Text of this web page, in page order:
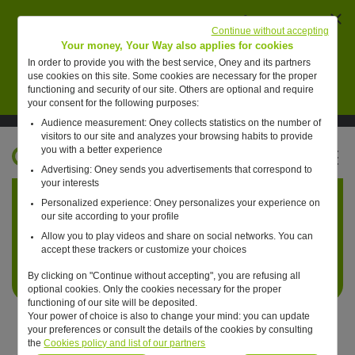
pour des collaborateurs de Oney pour vendre de
faux placements financiers.
En savoir plus
Suivre Oney sur LinkedIn
Suivre Oney sur YouTubeVoir les articles #oneday
Retour à l'accueil ?
Your money, Your Way also applies for cookies
In order to provide you with the best service, Oney and its partners
use cookies on this site. Some cookies are necessary for the proper
functioning and security of our site. Others are optional and require
your consent for the following purposes:
Audience measurement: Oney collects statistics on the number of
visitors to our site and analyzes your browsing habits to provide
you with a better experience
Advertising: Oney sends you advertisements that correspond to
your interests
Personalized experience: Oney personalizes your experience on
our site according to your profile
Allow you to play videos and share on social networks. You can
accept these trackers or customize your choices
By clicking on "Continue without accepting", you are refusing all
optional cookies. Only the cookies necessary for the proper
functioning of our site will be deposited.
Your power of choice is also to change your mind: you can update
your preferences or consult the details of the cookies by consulting
theCookies policy and list of our partners
Continue without accepting